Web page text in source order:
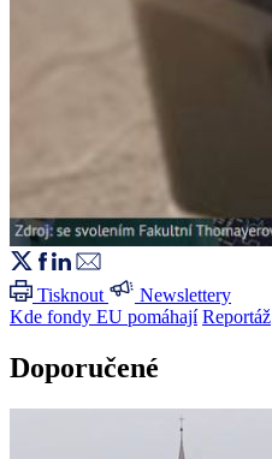
Tisknout
Newslettery
Kde fondy EU pomáhají Reportáž
Doporučené